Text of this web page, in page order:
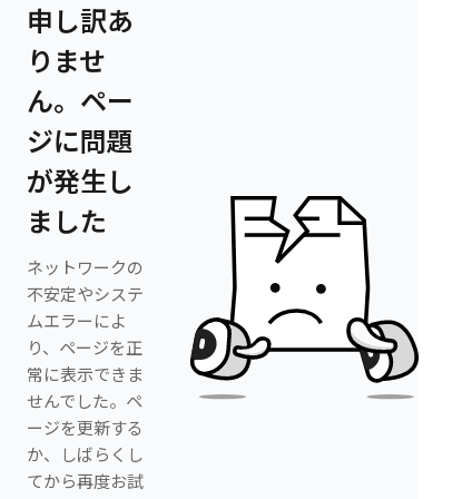
申し訳あ
りませ
ん。ペー
ジに問題
が発生し
ました
ネットワークの
不安定やシステ
ムエラーによ
り、ページを正
常に表示できま
せんでした。ペ
ージを更新する
か、しばらくし
てから再度お試